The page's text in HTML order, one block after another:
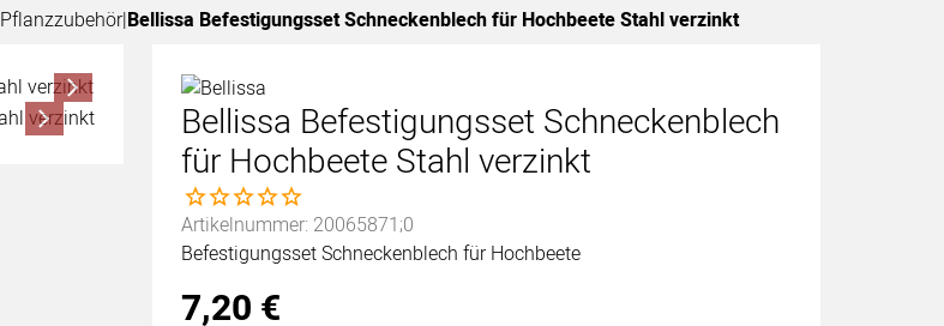
Pflanzzubehör|Bellissa Befestigungsset Schneckenblech für Hochbeete Stahl verzinkt
Bellissa Befestigungsset Schneckenblech
für Hochbeete Stahl verzinkt
Noch keine Bewertungen abgegeben
Artikelnummer: 20065871;0
Befestigungsset Schneckenblech für Hochbeete
7,20 €